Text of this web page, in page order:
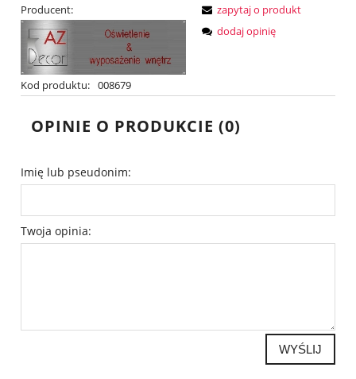
Producent:
Kod produktu: 008679
zapytaj o produkt
dodaj opinię
OPINIE O PRODUKCIE (0)
Imię lub pseudonim:
Twoja opinia:
WYŚLIJ